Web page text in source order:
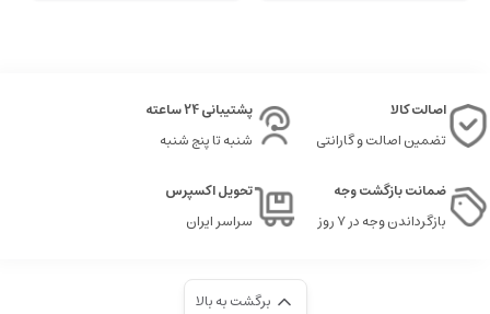
اصالت کالا
تضمین اصالت و گارانتی
پشتیبانی 24 ساعته
شنبه تا پنج شنبه
ضمانت بازگشت وجه
بازگرداندن وجه در ۷ روز
تحویل اکسپرس
سراسر ایران
برگشت به بالا